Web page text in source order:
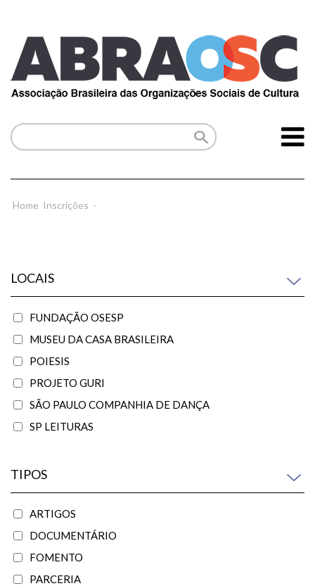
Home Inscrições -
LOCAIS
FUNDAÇÃO OSESP
MUSEU DA CASA BRASILEIRA
POIESIS
PROJETO GURI
SÃO PAULO COMPANHIA DE DANÇA
SP LEITURAS
TIPOS
ARTIGOS
DOCUMENTÁRIO
FOMENTO
PARCERIA